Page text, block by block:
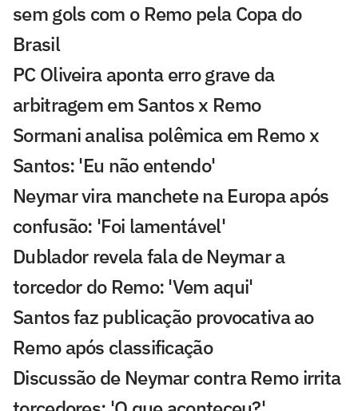
sem gols com o Remo pela Copa do
Brasil
PC Oliveira aponta erro grave da
arbitragem em Santos x Remo
Sormani analisa polêmica em Remo x
Santos: 'Eu não entendo'
Neymar vira manchete na Europa após
confusão: 'Foi lamentável'
Dublador revela fala de Neymar a
torcedor do Remo: 'Vem aqui'
Santos faz publicação provocativa ao
Remo após classificação
Discussão de Neymar contra Remo irrita